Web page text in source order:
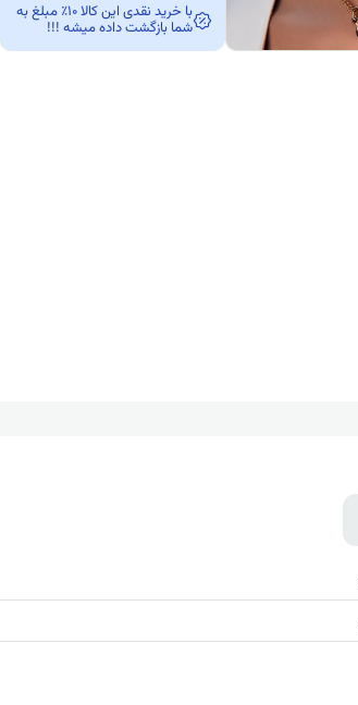
با خرید نقدی این کالا 10٪ مبلغ به
شما بازگشت داده میشه !!!